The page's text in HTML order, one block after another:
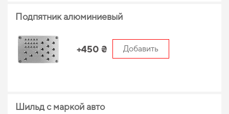
Подпятник алюминиевый
+450 ₴ Добавить
Шильд с маркой авто